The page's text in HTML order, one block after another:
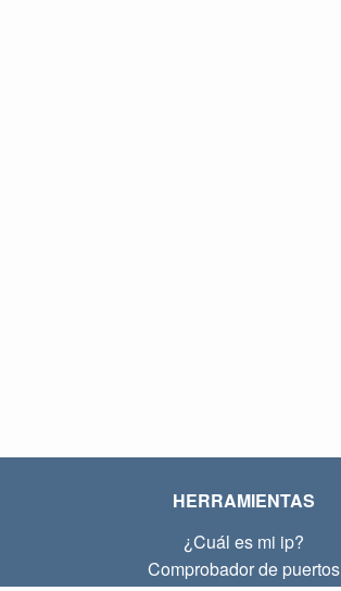
HERRAMIENTAS
¿Cuál es mi ip?
Comprobador de puertos